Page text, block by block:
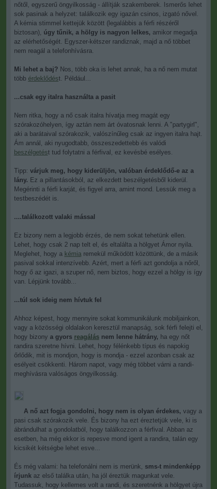
nőtől, egyszerű öngyilkosság - állítják szakemberek. Ismerős lehet
sok pasinak a helyzet: találkozik egy igazán csinos, izgató nővel.
A kémia stimmel kettejük között (legalábbis a férfi részéről
biztosan), úgy tűnik, a hölgy is nagyon lelkes, amikor megadja
az elérhetőségét. Egyszer-kétszer randiznak, majd a nő többet
nem reagál a telefonhívásra.
Mi lehet a baj? Nos, több oka is lehet annak, ha a nő nem mutat
több érdeklődést. Például...
...csak egy italra használta a pasit
Nem ritka, hogy a nő csak italra hívatja meg magát egy
szórakozóhelyen, így aztán nem árt óvatosnak lenni. A "partygirl",
aki a barátaival szórakozik, valószínűleg csak az ingyen italra hajt.
Ám annál, aki nyugodtabb, összeszedettebb és valódi
beszélgetést tud folytatni a férfival, ez kevésbé esélyes.
Tipp: várjuk meg, hogy kiderüljön, valóban érdeklődő-e az a
lány. Ez a pillantásokból, az elkezdett beszélgetésből kiderül.
Megérinti a férfi karját, és figyel arra, amint mond. Lessük meg a
testbeszédét is.
....találkozott valaki mással
Ez bizony nem a legjobb érzés, de nem sokat tehetünk ellen.
Lehet, hogy csak 2 nap telt el, és eltalálta a hölgyet Ámor nyila.
Meglehet, hogy a kémia remekül működött közöttünk, de a másik
pasival sokkal intenzívebb. Azért, mert a férfi azt gondolja a nőről,
hogy ő az igazi, a szuper nő, nem biztos, hogy ezzel a hölgy is így
van. Lépjünk tovább...
...túl sok ideig nem hívtuk fel
Ahhoz képest, hogy mennyire sokat kommunikálunk mobiljainkon,
vagy a közösségi oldalakon keresztül manapság, sok férfi felejti el,
hogy bizony a gyors reagálásnem lenne hátrány, ha egy nőt
randira szeretne hívni. Lehet, hogy félénkebb típus és napokig
őrlődik, mit is mondjon, hogy is mondja - ezzel azonban csak az
esélyeit csökkenti. Három napot, vagy még többet várni a randi-
meghívásra valóságos öngyilkosság.
A nő azt fogja gondolni, hogy nem is olyan érdekes, vagy a
pasi csak szórakozik vele. És bizony ha ezt éreztetjük vele, ki is
ábrándulhat a gondolatból, hogy találkozzon a férfival. Abban az
esetben, ha még ekkor is repesve mond igent a randira, talán egy
kicsikét kétségbe lehet esve...
És még valami: ha telefonálni nem is merünk, sms-t mindenképp
írjunk az első találka után, ha jól éreztük magunkat vele.
Tudassuk, hogy kellemes volt a randi, és szeretnénk a hölgyet újra